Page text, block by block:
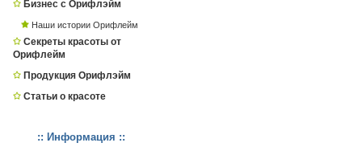
Бизнес с Орифлэйм
Наши истории Орифлейм
Секреты красоты от
Орифлейм
Продукция Орифлэйм
Статьи о красоте
:: Информация ::